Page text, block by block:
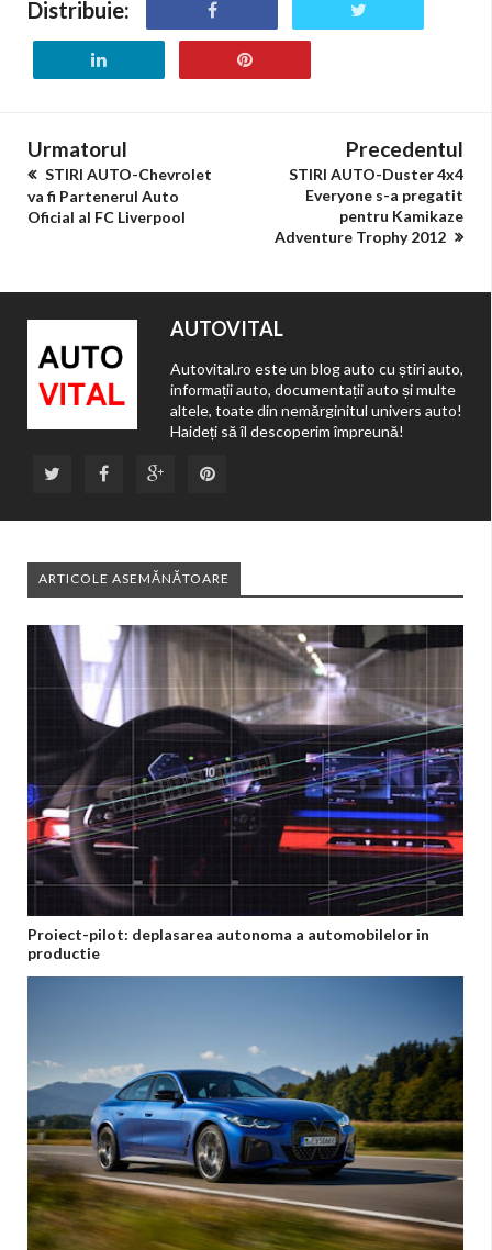
Distribuie:
Urmatorul
STIRI AUTO-Chevrolet
va fi Partenerul Auto
Oficial al FC Liverpool
Precedentul
STIRI AUTO-Duster 4x4
Everyone s-a pregatit
pentru Kamikaze
Adventure Trophy 2012
AUTOVITAL
Autovital.ro este un blog auto cu știri auto,
informații auto, documentații auto și multe
altele, toate din nemărginitul univers auto!
Haideți să îl descoperim împreună!
ARTICOLE ASEMĂNĂTOARE
Proiect-pilot: deplasarea autonoma a automobilelor in
productie